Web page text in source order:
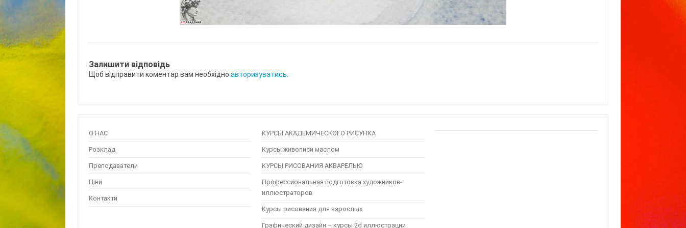
Залишити відповідь
Щоб відправити коментар вам необхідно авторизуватись
О НАС
Розклад
Преподаватели
Ціни
Контакти
КУРСЫ АКАДЕМИЧЕСКОГО РИСУНКА
Курсы живописи маслом
КУРСЫ РИСОВАНИЯ АКВАРЕЛЬЮ
Профессиональная подготовка художников-
иллюстраторов
Курсы рисования для взрослых
Графический дизайн – курсы 2d иллюстрации